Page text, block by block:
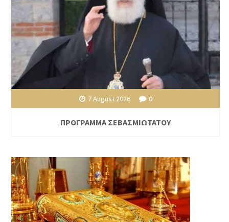
7 August 2026 0
ΠΡΟΓΡΑΜΜΑ ΣΕΒΑΣΜΙΩΤΑΤΟΥ